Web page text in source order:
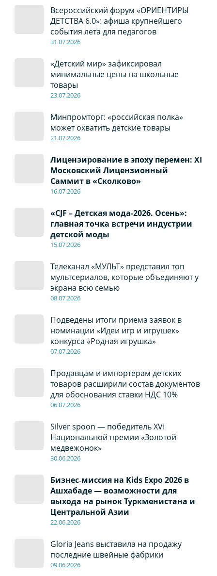
Всероссийский форум «ОРИЕНТИРЫ
ДЕТСТВА 6.0»: афиша крупнейшего
события лета для педагогов
31.07.2026
«Детский мир» зафиксировал
минимальные цены на школьные
товары
23.07.2026
Минпромторг: «российская полка»
может охватить детские товары
21.07.2026
Лицензирование в эпоху перемен: XI
Московский Лицензионный
Саммит в «Сколково»
16.07.2026
«CJF – Детская мода-2026. Осень»:
главная точка встречи индустрии
детской моды
15.07.2026
Телеканал «МУЛЬТ» представил топ
мультсериалов, которые объединяют у
экрана всю семью
08.07.2026
Подведены итоги приема заявок в
номинации «Идеи игр и игрушек»
конкурса «Родная игрушка»
07.07.2026
Продавцам и импортерам детских
товаров расширили состав документов
для обоснования ставки НДС 10%
06.07.2026
Silver spoon — победитель XVI
Национальной премии «Золотой
медвежонок»
30.06.2026
Бизнес‑миссия на Kids Expo 2026 в
Ашхабаде — возможности для
выхода на рынок Туркменистана и
Центральной Азии
22.06.2026
Gloria Jeans выставила на продажу
последние швейные фабрики
09.06.2026